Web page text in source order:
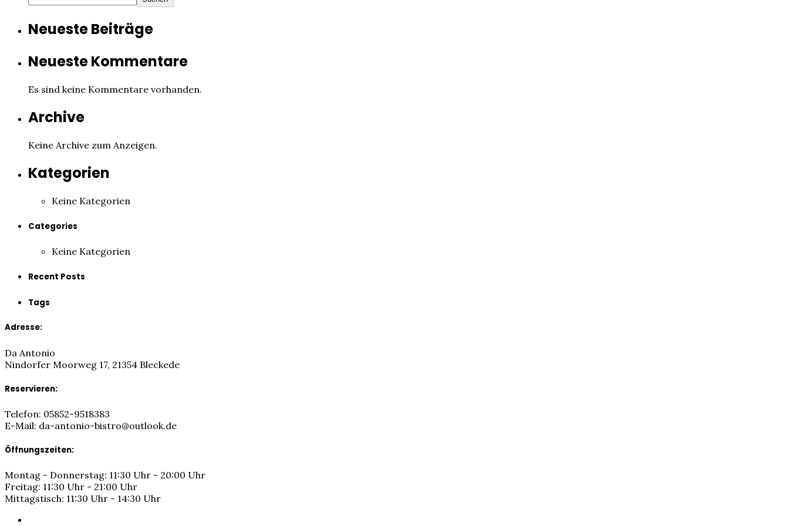
Neueste Beiträge
Neueste Kommentare
Es sind keine Kommentare vorhanden.
Archive
Keine Archive zum Anzeigen.
Kategorien
Keine Kategorien
Categories
Keine Kategorien
Recent Posts
Tags
Adresse:
Da Antonio
Nindorfer Moorweg 17, 21354 Bleckede
Reservieren:
Telefon: 05852-9518383
E-Mail: da-antonio-bistro@outlook.de
Öffnungszeiten:
Montag - Donnerstag: 11:30 Uhr - 20:00 Uhr
Freitag: 11:30 Uhr - 21:00 Uhr
Mittagstisch: 11:30 Uhr - 14:30 Uhr